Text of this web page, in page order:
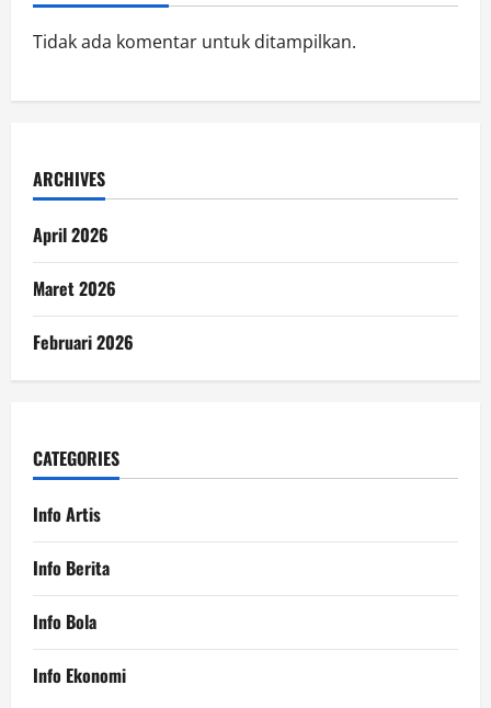
Tidak ada komentar untuk ditampilkan.
ARCHIVES
April 2026
Maret 2026
Februari 2026
CATEGORIES
Info Artis
Info Berita
Info Bola
Info Ekonomi